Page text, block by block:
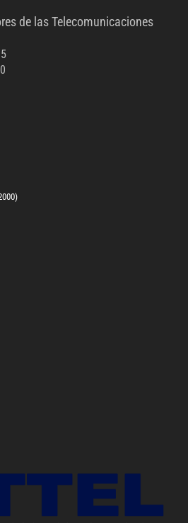
de las Telecomunicaciones